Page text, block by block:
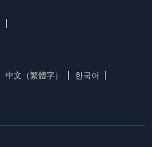
中文（繁體字）
한국어